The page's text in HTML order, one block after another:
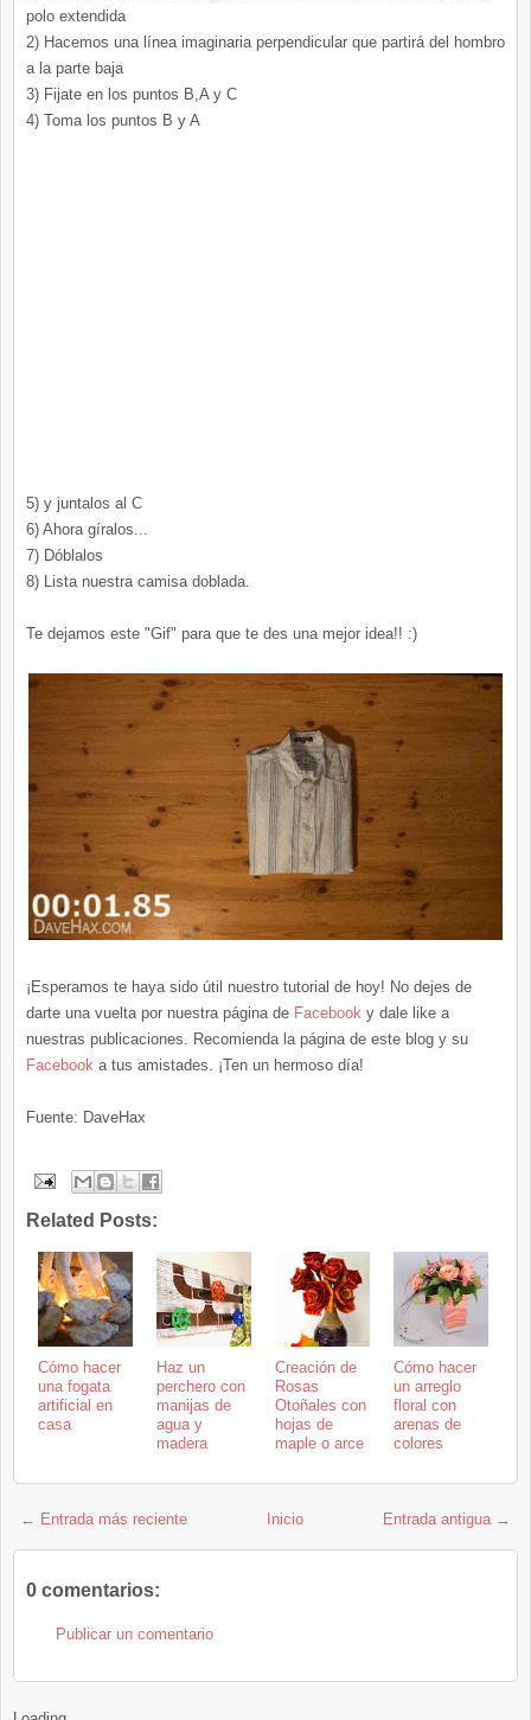
polo extendida
2) Hacemos una línea imaginaria perpendicular que partirá del hombro
a la parte baja
3) Fijate en los puntos B,A y C
4) Toma los puntos B y A
5) y juntalos al C
6) Ahora gíralos...
7) Dóblalos
8) Lista nuestra camisa doblada.
Te dejamos este "Gif" para que te des una mejor idea!! :)
¡Esperamos te haya sido útil nuestro tutorial de hoy! No dejes de
darte una vuelta por nuestra página de Facebook y dale like a
nuestras publicaciones. Recomienda la página de este blog y su
Facebook a tus amistades. ¡Ten un hermoso día!
Fuente: DaveHax
Related Posts:
Cómo hacer
una fogata
artificial en
casa
Haz un
perchero con
manijas de
agua y
madera
Creación de
Rosas
Otoñales con
hojas de
maple o arce
Cómo hacer
un arreglo
floral con
arenas de
colores
← Entrada más reciente Entrada antigua →
Inicio
0 comentarios:
Publicar un comentario